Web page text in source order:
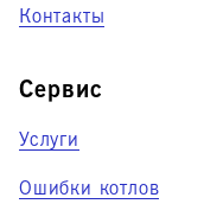
Для корректной
Контакты
Сервис
Услуги
Ошибки котлов